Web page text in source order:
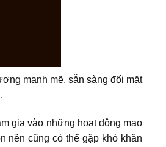
mạnh mẽ, sẵn sàng đối mặt
gia vào những hoạt động mạo
nên cũng có thể gặp khó khăn